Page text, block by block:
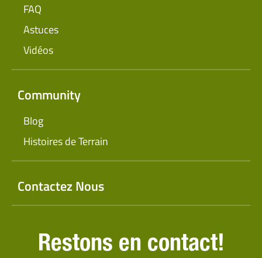
FAQ
Astuces
Vidéos
Community
Blog
Histoires de Terrain
Contactez Nous
Restons en contact!